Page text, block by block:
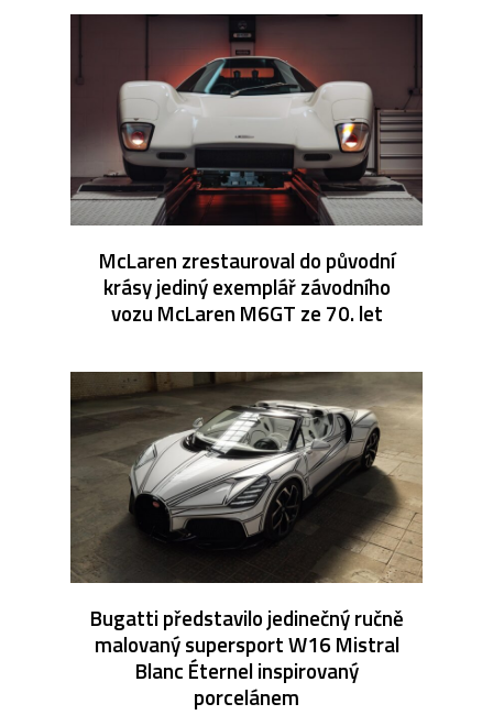
McLaren zrestauroval do původní
krásy jediný exemplář závodního
vozu McLaren M6GT ze 70. let
Bugatti představilo jedinečný ručně
malovaný supersport W16 Mistral
Blanc Éternel inspirovaný
porcelánem